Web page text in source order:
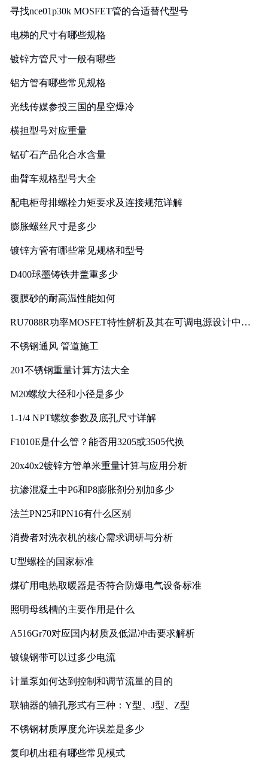
寻找nce01p30k MOSFET管的合适替代型号
电梯的尺寸有哪些规格
镀锌方管尺寸一般有哪些
铝方管有哪些常见规格
光线传媒参投三国的星空爆冷
横担型号对应重量
锰矿石产品化合水含量
曲臂车规格型号大全
配电柜母排螺栓力矩要求及连接规范详解
膨胀螺丝尺寸是多少
镀锌方管有哪些常见规格和型号
D400球墨铸铁井盖重多少
覆膜砂的耐高温性能如何
RU7088R功率MOSFET特性解析及其在可调电源设计中的
不锈钢通风 管道施工
201不锈钢重量计算方法大全
M20螺纹大径和小径是多少
1-1/4 NPT螺纹参数及底孔尺寸详解
F1010E是什么管？能否用3205或3505代换
20x40x2镀锌方管单米重量计算与应用分析
抗渗混凝土中P6和P8膨胀剂分别加多少
法兰PN25和PN16有什么区别
消费者对洗衣机的核心需求调研与分析
U型螺栓的国家标准
煤矿用电热取暖器是否符合防爆电气设备标准
照明母线槽的主要作用是什么
A516Gr70对应国内材质及低温冲击要求解析
镀镍钢带可以过多少电流
计量泵如何达到控制和调节流量的目的
联轴器的轴孔形式有三种：Y型、J型、Z型
不锈钢材质厚度允许误差是多少
复印机出租有哪些常见模式